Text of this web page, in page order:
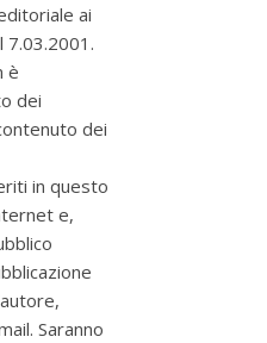
ai
7.03.2001.
è
dei
dei
in questo
e,
Saranno